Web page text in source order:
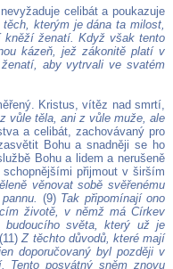
celibát a poukazuje
těch, kterým je dána ta milost,
ženatí. Když však tento
kázeň, jež zákonitě platí v
aby vytrvali ve svatém
Kristus, vítěz nad smrtí,
vůle těla, ani z vůle muže, ale
a celibát, zachovávaný pro
Bohu a snadněji se ho
Bohu a lidem a nerušeně
přijmout v širším
věnovat sobě svěřenému
(9) Tak připomínají ono
životě, v němž má Církev
světa, který už je
(11) Z těchto důvodů, které mají
doporučovaný byl později v
Tento posvátný sněm znovu